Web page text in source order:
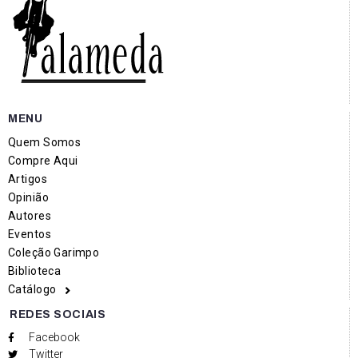
MENU
Quem Somos
Compre Aqui
Artigos
Opinião
Autores
Eventos
Coleção Garimpo
Biblioteca
Catálogo
REDES SOCIAIS
Facebook
Twitter